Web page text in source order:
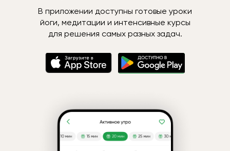
В приложении доступны готовые уроки
йоги, медитации и интенсивные курсы
для решения самых разных задач.